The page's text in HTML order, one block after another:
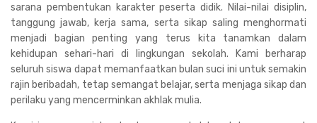
sarana pembentukan karakter peserta didik. Nilai-nilai disiplin,
tanggung jawab, kerja sama, serta sikap saling menghormati
menjadi bagian penting yang terus kita tanamkan dalam
kehidupan sehari-hari di lingkungan sekolah. Kami berharap
seluruh siswa dapat memanfaatkan bulan suci ini untuk semakin
rajin beribadah, tetap semangat belajar, serta menjaga sikap dan
perilaku yang mencerminkan akhlak mulia.